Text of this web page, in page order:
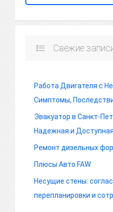
Свежие
Работа Двигателя с
Симптомы,
Эвакуатор в Санкт-
Надежная и
Ремонт дизельных
Плюсы Авто FAW
Несущие стены:
перепланировки и